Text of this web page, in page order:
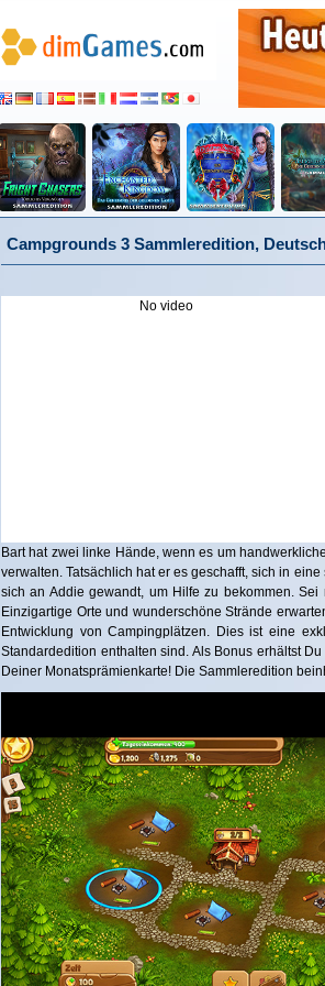
Campgrounds 3 Sammleredition,
No video
Bart hat zwei linke Hände, wenn es um
verwalten. Tatsächlich hat er es geschafft, sich in
sich an Addie gewandt, um Hilfe zu bekommen.
Einzigartige Orte und wunderschöne Strände
Entwicklung von Campingplätzen. Dies ist eine
Standardedition enthalten sind. Als Bonus erhältst
Deiner Monatsprämienkarte! Die Sammleredition